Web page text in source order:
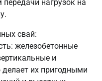
нагрузок на
свай:
железобетонные
и
делает их пригодными